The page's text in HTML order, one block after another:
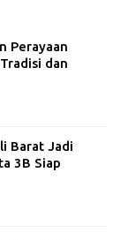
Perayaan
dan
Barat Jadi
3B Siap